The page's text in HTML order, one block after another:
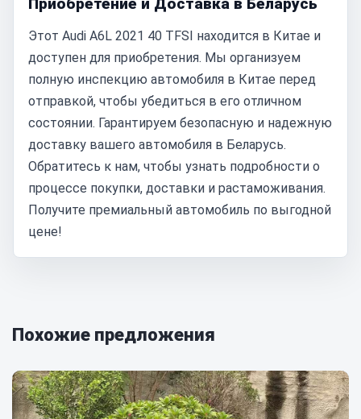
Этот Audi A6L 2021 40 TFSI находится в Китае и
доступен для приобретения. Мы организуем
полную инспекцию автомобиля в Китае перед
отправкой, чтобы убедиться в его отличном
состоянии. Гарантируем безопасную и надежную
доставку вашего автомобиля в Беларусь.
Обратитесь к нам, чтобы узнать подробности о
процессе покупки, доставки и растаможивания.
Получите премиальный автомобиль по выгодной
цене!
Похожие предложения